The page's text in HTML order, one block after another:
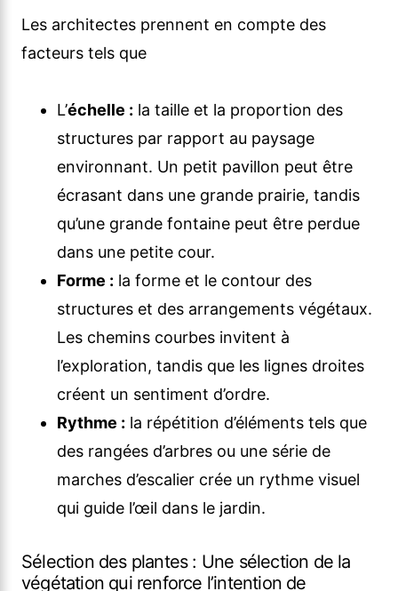
Les architectes prennent en compte des
facteurs tels que
L’échelle : la taille et la proportion des
structures par rapport au paysage
environnant. Un petit pavillon peut être
écrasant dans une grande prairie, tandis
qu’une grande fontaine peut être perdue
dans une petite cour.
Forme : la forme et le contour des
structures et des arrangements végétaux.
Les chemins courbes invitent à
l’exploration, tandis que les lignes droites
créent un sentiment d’ordre.
Rythme : la répétition d’éléments tels que
des rangées d’arbres ou une série de
marches d’escalier crée un rythme visuel
qui guide l’œil dans le jardin.
Sélection des plantes : Une sélection de la
végétation qui renforce l’intention de